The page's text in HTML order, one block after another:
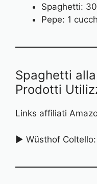
Spaghetti:
Pepe: 1
Spaghetti
Prodotti
Links affiliati
► Wüsthof Coltello: